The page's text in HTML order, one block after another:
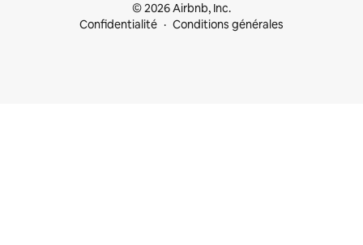
© 2026 Airbnb, Inc.
Confidentialité
Conditions générales